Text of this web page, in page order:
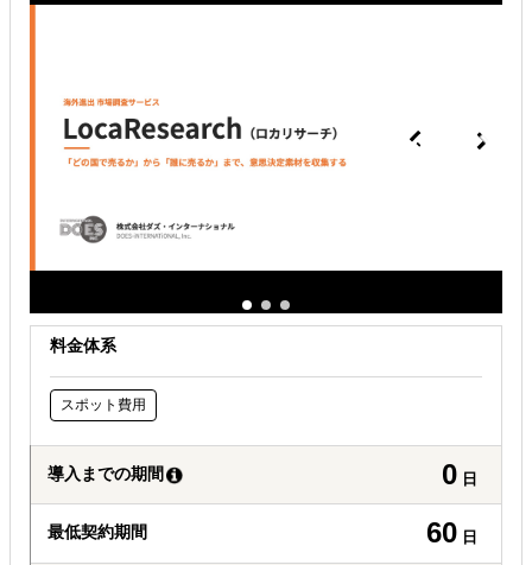
料金体系
スポット費用
導入までの期間 0 日
最低契約期間 60 日